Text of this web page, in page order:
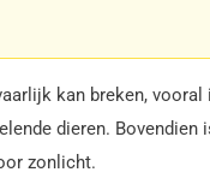
kan breken,
dieren.
zonlicht.